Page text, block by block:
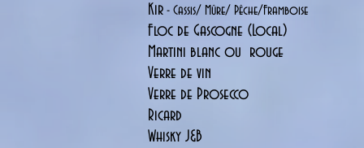
Kir - Cassis/ Mûre/ Pêche/Framboise
Floc de Gascogne (Local)
Martini blanc ou rouge
Verre de vin
Verre de Prosecco
Ricard
Whisky J&B